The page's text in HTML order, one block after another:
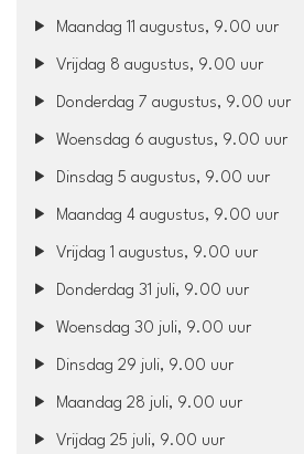
Maandag 11 augustus, 9.00 uur
Vrijdag 8 augustus, 9.00 uur
Donderdag 7 augustus, 9.00 uur
Woensdag 6 augustus, 9.00 uur
Dinsdag 5 augustus, 9.00 uur
Maandag 4 augustus, 9.00 uur
Vrijdag 1 augustus, 9.00 uur
Donderdag 31 juli, 9.00 uur
Woensdag 30 juli, 9.00 uur
Dinsdag 29 juli, 9.00 uur
Maandag 28 juli, 9.00 uur
Vrijdag 25 juli, 9.00 uur